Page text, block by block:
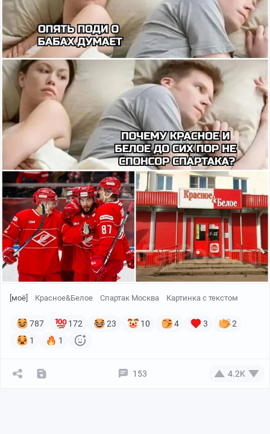
[моё] Красное&Белое Спартак Москва Картинка с текстом
787 172 23 10 4 3
2
1
1
153 4.2K